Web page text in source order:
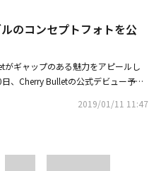
に来ることになった背景を説明し
Velvet、TWICE、少女時代などレベ
けでなく、韓国での暮らしが1年と
を一層高めた。最初の対決に先立
」と問いかけると、ココロは明る
し、みんなを爆笑させたという。続
のコンセプトフォトを公
ギャップのある魅力をアピールし
、Cherry Bulletの公式デビュー予告
はCherryのようにラブリーな魅力が
心をくすぐっている。「LOADIN
2019/01/11 11:47